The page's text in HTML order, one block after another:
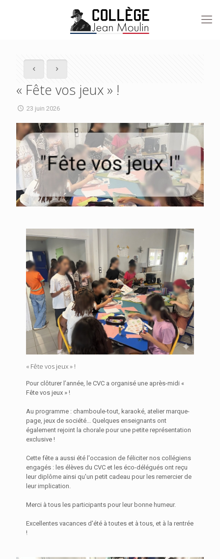
« Fête vos jeux » !
23 juin 2026
« Fête vos jeux » !
Pour clôturer l’année, le CVC a organisé une après-midi «
Fête vos jeux » !
Au programme : chamboule-tout, karaoké, atelier marque-
page, jeux de société... Quelques enseignants ont
également rejoint la chorale pour une petite représentation
exclusive !
Cette fête a aussi été l'occasion de féliciter nos collégiens
engagés : les élèves du CVC et les éco-délégués ont reçu
leur diplôme ainsi qu'un petit cadeau pour les remercier de
leur implication.
Merci à tous les participants pour leur bonne humeur.
Excellentes vacances d'été à toutes et à tous, et à la rentrée
!